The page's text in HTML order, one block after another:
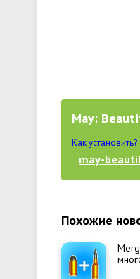
May:
Как установить?
may-
Похожие